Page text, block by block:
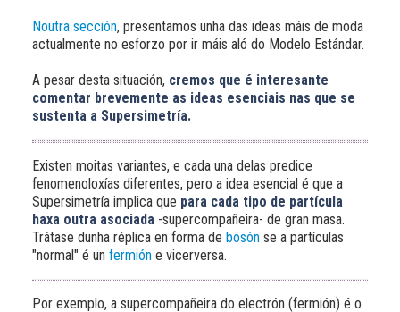
Noutra sección, presentamos unha das ideas máis de moda
actualmente no esforzo por ir máis aló do Modelo Estándar.
A pesar desta situación, cremos que é interesante
comentar brevemente as ideas esenciais nas que se
sustenta a Supersimetría.
Existen moitas variantes, e cada una delas predice
fenomenoloxías diferentes, pero a idea esencial é que a
Supersimetría implica que para cada tipo de partícula
haxa outra asociada -supercompañeira- de gran masa.
Trátase dunha réplica en forma de bosón se a partículas
"normal" é un fermión e vicerversa.
Por exemplo, a supercompañeira do electrón (fermión) é o